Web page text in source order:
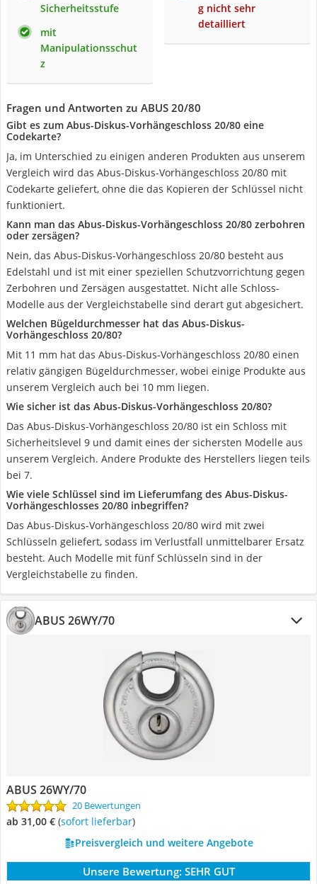
Sicherheitsstufe
mit
Manipulationsschut
z
g nicht sehr
detailliert
Fragen und Antworten zu ABUS 20/80
Gibt es zum Abus-Diskus-Vorhängeschloss 20/80 eine
Codekarte?
Ja, im Unterschied zu einigen anderen Produkten aus unserem
Vergleich wird das Abus-Diskus-Vorhängeschloss 20/80 mit
Codekarte geliefert, ohne die das Kopieren der Schlüssel nicht
funktioniert.
Kann man das Abus-Diskus-Vorhängeschloss 20/80 zerbohren
oder zersägen?
Nein, das Abus-Diskus-Vorhängeschloss 20/80 besteht aus
Edelstahl und ist mit einer speziellen Schutzvorrichtung gegen
Zerbohren und Zersägen ausgestattet. Nicht alle Schloss-
Modelle aus der Vergleichstabelle sind derart gut abgesichert.
Welchen Bügeldurchmesser hat das Abus-Diskus-
Vorhängeschloss 20/80?
Mit 11 mm hat das Abus-Diskus-Vorhängeschloss 20/80 einen
relativ gängigen Bügeldurchmesser, wobei einige Produkte aus
unserem Vergleich auch bei 10 mm liegen.
Wie sicher ist das Abus-Diskus-Vorhängeschloss 20/80?
Das Abus-Diskus-Vorhängeschloss 20/80 ist ein Schloss mit
Sicherheitslevel 9 und damit eines der sichersten Modelle aus
unserem Vergleich. Andere Produkte des Herstellers liegen teils
bei 7.
Wie viele Schlüssel sind im Lieferumfang des Abus-Diskus-
Vorhängeschlosses 20/80 inbegriffen?
Das Abus-Diskus-Vorhängeschloss 20/80 wird mit zwei
Schlüsseln geliefert, sodass im Verlustfall unmittelbarer Ersatz
besteht. Auch Modelle mit fünf Schlüsseln sind in der
Vergleichstabelle zu finden.
ABUS 26WY/70
ABUS 26WY/70
20 Bewertungen
ab 31,00 € ( Sofort lieferbar)
Preisvergleich und weitere Angebote
Unsere Bewertung: SEHR GUT